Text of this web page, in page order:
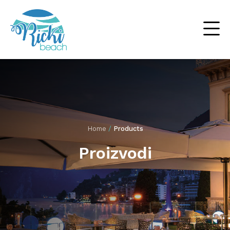
Suncobrani
Ležaljke
Outdoor
Baldahini
Home / Products
Proizvodi